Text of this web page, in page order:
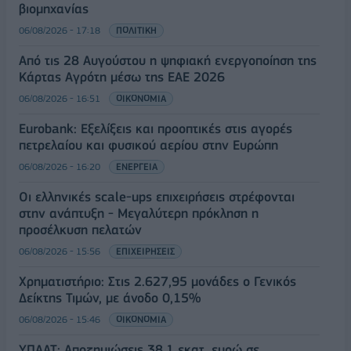
βιομηχανίας
06/08/2026 - 17:18 ΠΟΛΙΤΙΚΗ
Από τις 28 Αυγούστου η ψηφιακή ενεργοποίηση της
Κάρτας Αγρότη μέσω της ΕΑΕ 2026
06/08/2026 - 16:51 ΟΙΚΟΝΟΜΙΑ
Eurobank: Εξελίξεις και προοπτικές στις αγορές
πετρελαίου και φυσικού αερίου στην Ευρώπη
06/08/2026 - 16:20 ΕΝΕΡΓΕΙΑ
Οι ελληνικές scale-ups επιχειρήσεις στρέφονται
στην ανάπτυξη - Μεγαλύτερη πρόκληση η
προσέλκυση πελατών
06/08/2026 - 15:56 ΕΠΙΧΕΙΡΗΣΕΙΣ
Χρηματιστήριο: Στις 2.627,95 μονάδες ο Γενικός
Δείκτης Τιμών, με άνοδο 0,15%
06/08/2026 - 15:46 ΟΙΚΟΝΟΜΙΑ